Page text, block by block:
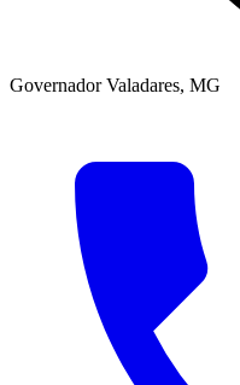
Governador Valadares, MG